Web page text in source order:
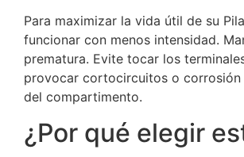
Para maximizar la vida útil de su
funcionar con menos intensidad.
prematura. Evite tocar los
provocar cortocircuitos o corrosión
del compartimento.
¿Por qué elegir